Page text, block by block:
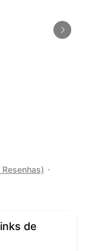
Resenhas)
de